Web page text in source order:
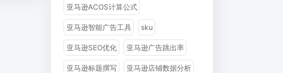
亚马逊ACOS计算公式
亚马逊智能广告工具 sku
亚马逊SEO优化 亚马逊广告跳出率
亚马逊标题撰写 亚马逊店铺数据分析